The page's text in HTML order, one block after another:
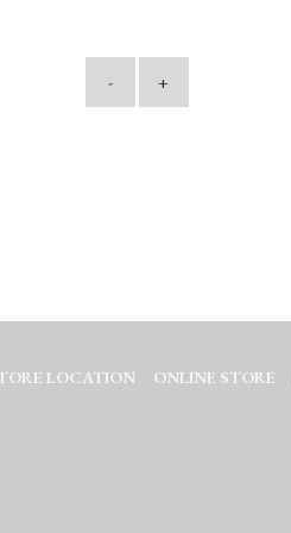
- +
LOCATION ONLINE STORE